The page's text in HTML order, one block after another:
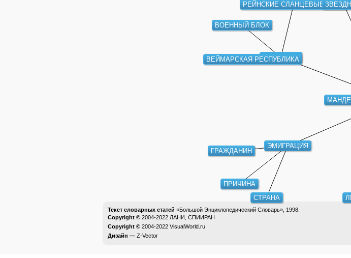
ГЕРМАНИЯ
ЭМИГРАЦИЯ
ВЕЙМАРСКАЯ РЕСПУБЛИКА
ВОЕННЫЙ БЛОК
РЕЙНСКИЕ СЛАНЦЕВЫЕ ГОРЫ
ПРИЧИНА
ГРАЖДАНИН
СТРАНА
Текст словарных статей «Большой Энциклопедический Словарь», 1998.
Copyright © 2004-2022 ЛАНИ, СПИИРАН
Copyright © 2004-2022 VisualWorld.ru
Дизайн — Z-Vector